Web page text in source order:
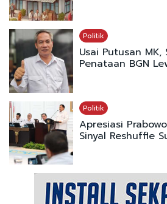
Politik
Usai Putusan
Penataan BGN
Politik
Apresiasi
Sinyal Reshuffle